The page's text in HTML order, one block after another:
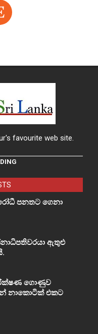
favourite web site.
පනතට ගෙනා
ඇතුළු
ගොණුව
නාකොටික් එකට